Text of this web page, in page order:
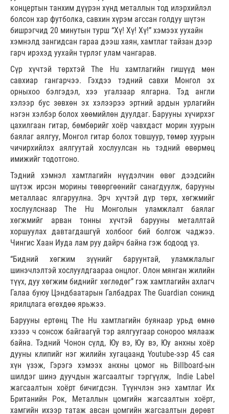
концертын танхим дүүрэн хүнд металлын тод илэрхийлэл
болсон хар футболка, савхин хүрэм агссан голдуу шүтэн
бишрэгчид 20 минутын турш “Хү! Хү! Хү!” хэмээх уухайн
хэмнэлд зангидсан гараа дээш хаян, хамтлаг тайзан дээр
гарч ирэхэд уухайн түрлэг улам чангарав.
Сүр хүчтэй төрхтэй The Hu хамтлагийн гишүүд мөн
савхиар гангарчээ. Гэхдээ тэдний савхи Монгол эх
орныхоо бэлгэдэл, хээ угалзаар ялгарна. Тэд англи
хэлээр бус зөвхөн эх хэлээрээ эртний ардын урлагийн
нэгэн хэлбэр болох хөөмийлөн дуулдаг. Барууны хүчирхэг
цахилгаан гитар, бөмбөрийг хоёр чавхдаст морин хуурын
баялаг аялгуу, Монгол гитар болох товшуур, төмөр хуурын
чичирхийлэх аялгуутай хослуулсан нь тэдний өвөрмөц
имижийг тодотгоно.
Тэдний хэмнэл хамтлагийн нүүдэлчин өвөг дээдсийн
шүтэж ирсэн морины төвөргөөнийг санагдуулж, барууны
металлаас ялгаруулна. Эрч хүчтэй дүр төрх, хөгжмийг
хослуулснаар The Hu Монголын уламжлалт баялаг
хөгжмийг арван тонны хүчтэй барууны металлтай
хоршуулах давтагдашгүй холбоог бий болгож чаджээ.
Чингис Хаан Иуда лам руу дайрч байна гэж бодоод үз.
“Бидний хөгжим зүүнийг баруунтай, уламжлалыг
шинэчлэлтэй хослуулдгаараа онцлог. Олон мянган жилийн
түүх, дуу хөгжим биднийг хөглөдөг” гэж хамтлагийн ахлагч
Галаа буюу Цэндбаатарын Галбадрах The Guardian сонинд
ярилцлага өгөхдөө ярьжээ.
Барууны ертөнц The Hu хамтлагийн буянаар урьд өмнө
хэзээ ч сонсож байгаагүй тэр аялгуугаар сонороо мялааж
байна. Тэдний Чонон сүлд, Юу вэ, Юу вэ, Юу анхны хоёр
дууны клипийг нэг жилийн хугацаанд Youtube-ээр 45 сая
хүн үзэж, Гэрэгэ хэмээх анхны цомог нь Billboard-ын
шилдэг шинэ дуучдын жагсаалтыг тэргүүлж, Indie Label
жагсаалтын хоёрт бичигдсэн. Түүнчлэн энэ хамтлаг Их
Британийн Рок, Металлын цомгийн жагсаалтын хоёрт,
хамгийн ихээр татаж авсан цомгийн жагсаалтын дөрөвт